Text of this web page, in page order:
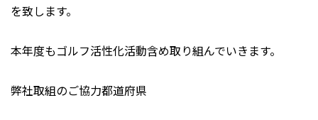
を致します。
本年度もゴルフ活性化活動含め取り組んでいきます。
弊社取組のご協力都道府県